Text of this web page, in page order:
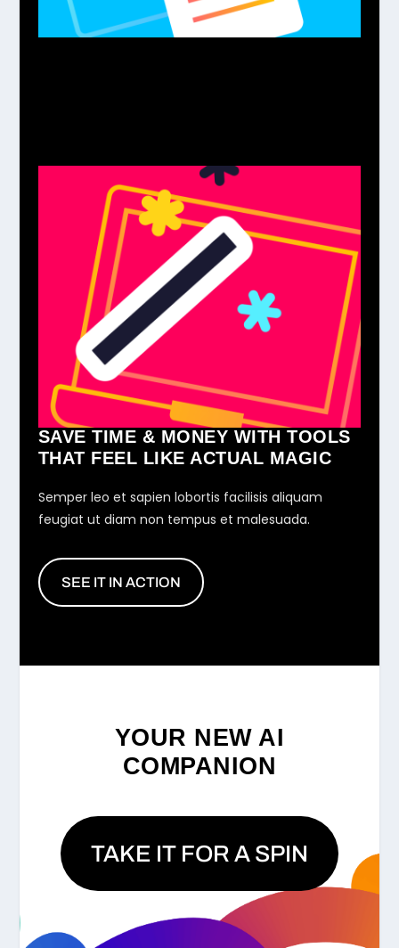
SAVE TIME & MONEY WITH TOOLS
THAT FEEL LIKE ACTUAL MAGIC
Semper leo et sapien lobortis facilisis aliquam
feugiat ut diam non tempus et malesuada.
SEE IT IN ACTION
YOUR NEW AI
COMPANION
TAKE IT FOR A SPIN